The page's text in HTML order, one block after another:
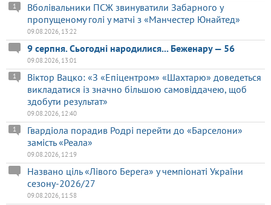
Вболівальники ПСЖ звинуватили Забарного у
пропущеному голі у матчі з «Манчестер Юнайтед»
1
09.08.2026, 13:22
9 серпня. Сьогодні народилися... Беженару — 56
09.08.2026, 13:01
Віктор Вацко: «З «Епіцентром» «Шахтарю» доведеться
викладатися із значно більшою самовіддачею, щоб
здобути результат»
1
09.08.2026, 12:40
Гвардіола порадив Родрі перейти до «Барселони»
замість «Реала»
1
09.08.2026, 12:19
Названо ціль «Лівого Берега» у чемпіонаті України
сезону-2026/27
09.08.2026, 11:58